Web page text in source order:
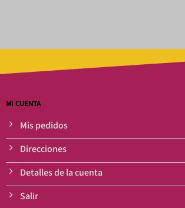
MI CUENTA
Mis pedidos
Direcciones
Detalles de la cuenta
Salir